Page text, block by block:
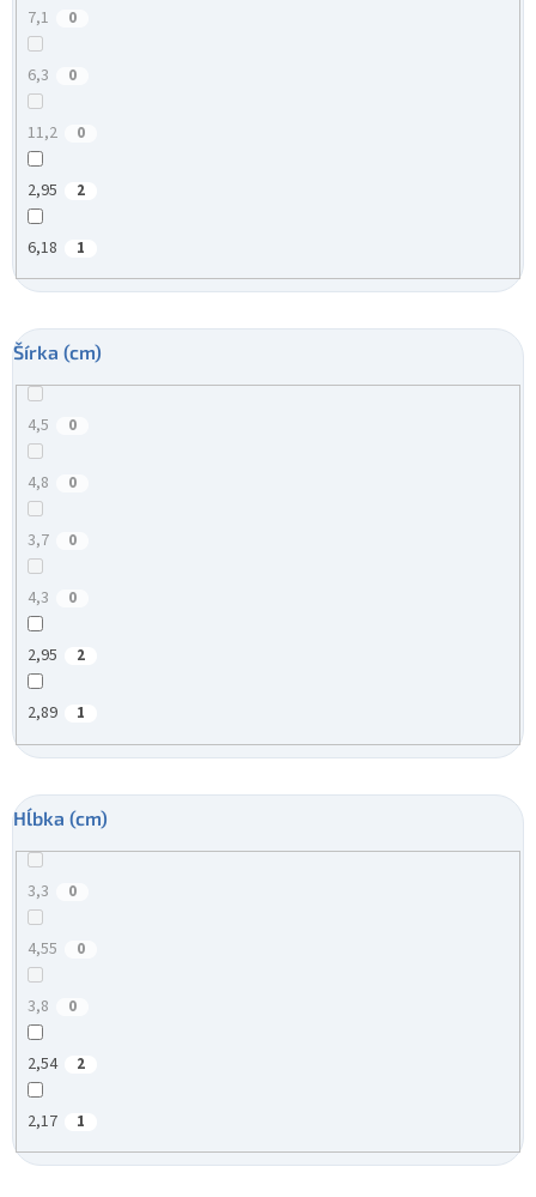
7,1 0
6,3 0
11,2 0
2,95 2
6,18 1
Šírka (cm)
4,5 0
4,8 0
3,7 0
4,3 0
2,95 2
2,89 1
Hĺbka (cm)
3,3 0
4,55 0
3,8 0
2,54 2
2,17 1